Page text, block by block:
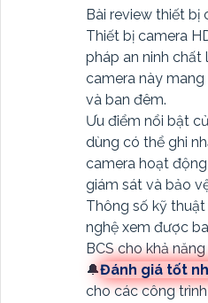
Bài review thiết bị
Thiết bị camera
pháp an ninh
camera này mang
và ban đêm.
Ưu điểm nổi bật
dùng có thể ghi
camera hoạt
giám sát và bảo
Thông số kỹ
nghệ xem được
BCS cho khả
🔔Đánh giá tốt
cho các công